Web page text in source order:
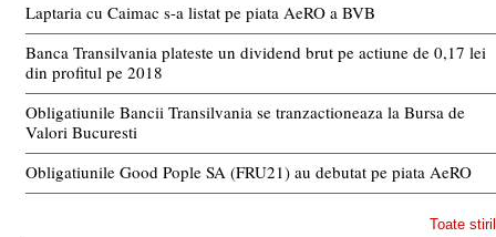
Laptaria cu Caimac s-a listat pe piata AeRO a BVB
Banca Transilvania plateste un dividend brut pe actiune de 0,17 lei
din profitul pe 2018
Obligatiunile Bancii Transilvania se tranzactioneaza la Bursa de
Valori Bucuresti
Obligatiunile Good Pople SA (FRU21) au debutat pe piata AeRO
Toate